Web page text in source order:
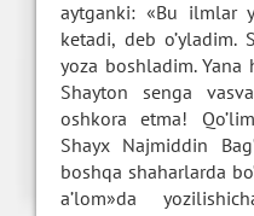
aytganki: «Bu ilmlar
ketadi, deb
yoza boshladim. Yana
Shayton senga
oshkora etma!
Shayx Najmiddin
boshqa shaharlarda
a’lom»da